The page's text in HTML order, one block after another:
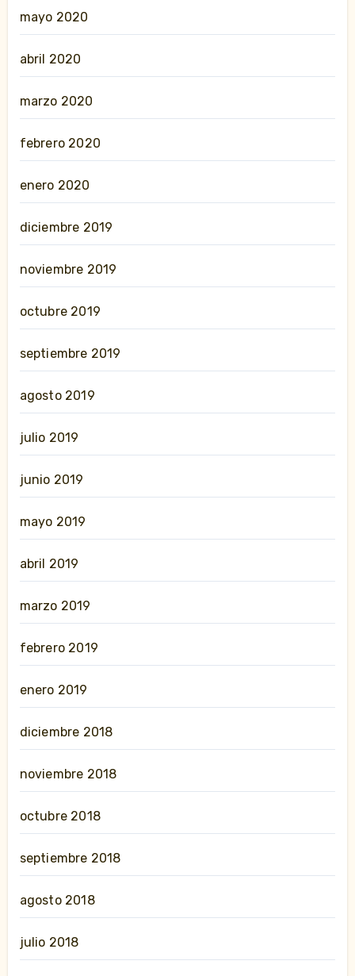
mayo 2020
abril 2020
marzo 2020
febrero 2020
enero 2020
diciembre 2019
noviembre 2019
octubre 2019
septiembre 2019
agosto 2019
julio 2019
junio 2019
mayo 2019
abril 2019
marzo 2019
febrero 2019
enero 2019
diciembre 2018
noviembre 2018
octubre 2018
septiembre 2018
agosto 2018
julio 2018